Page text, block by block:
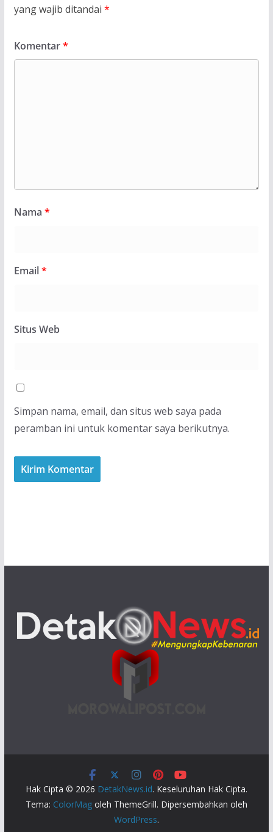
yang wajib ditandai *
Komentar*
Nama *
Email*
Situs Web
Simpan nama, email, dan situs web saya pada
peramban ini untuk komentar saya berikutnya.
Hak Cipta © 2026 DetakNews.id. Keseluruhan Hak Cipta.
Tema: ColorMagoleh ThemeGrill. Dipersembahkan oleh
WordPress.